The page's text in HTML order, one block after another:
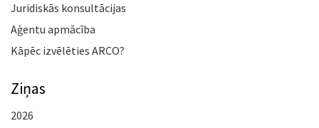
Juridiskās konsultācijas
Aģentu apmācība
Kāpēc izvēlēties ARCO?
Ziņas
2026